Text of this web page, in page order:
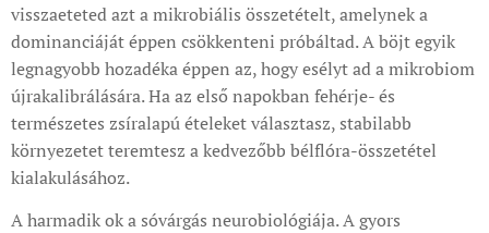
visszaeteted azt a mikrobiális összetételt, amelynek a
dominanciáját éppen csökkenteni próbáltad. A böjt egyik
legnagyobb hozadéka éppen az, hogy esélyt ad a mikrobiom
újrakalibrálására. Ha az első napokban fehérje- és
természetes zsíralapú ételeket választasz, stabilabb
környezetet teremtesz a kedvezőbb bélflóra-összetétel
kialakulásához.
A harmadik ok a sóvárgás neurobiológiája. A gyors